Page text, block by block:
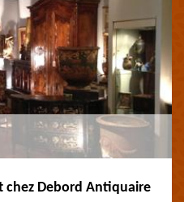
chez Debord Antiquaire